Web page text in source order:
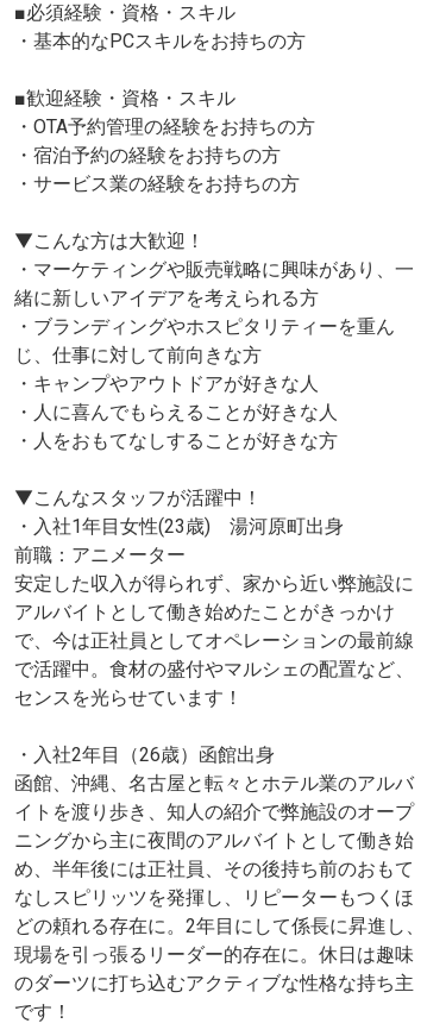
■必須経験・資格・スキル
・基本的なPCスキルをお持ちの方
■歓迎経験・資格・スキル
・OTA予約管理の経験をお持ちの方
・宿泊予約の経験をお持ちの方
・サービス業の経験をお持ちの方
▼こんな方は大歓迎！
・マーケティングや販売戦略に興味があり、一
緒に新しいアイデアを考えられる方
・ブランディングやホスピタリティーを重ん
じ、仕事に対して前向きな方
・キャンプやアウトドアが好きな人
・人に喜んでもらえることが好きな人
・人をおもてなしすることが好きな方
▼こんなスタッフが活躍中！
・入社1年目女性(23歳) 湯河原町出身
前職：アニメーター
安定した収入が得られず、家から近い弊施設に
アルバイトとして働き始めたことがきっかけ
で、今は正社員としてオペレーションの最前線
で活躍中。食材の盛付やマルシェの配置など、
センスを光らせています！
・入社2年目（26歳）函館出身
函館、沖縄、名古屋と転々とホテル業のアルバ
イトを渡り歩き、知人の紹介で弊施設のオープ
ニングから主に夜間のアルバイトとして働き始
め、半年後には正社員、その後持ち前のおもて
なしスピリッツを発揮し、リピーターもつくほ
どの頼れる存在に。2年目にして係長に昇進し、
現場を引っ張るリーダー的存在に。休日は趣味
のダーツに打ち込むアクティブな性格な持ち主
です！